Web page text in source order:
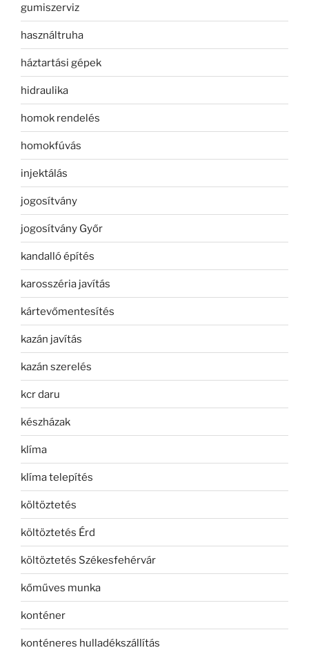
gumiszerviz
használtruha
háztartási gépek
hidraulika
homok rendelés
homokfúvás
injektálás
jogosítvány
jogosítvány Győr
kandalló építés
karosszéria javítás
kártevőmentesítés
kazán javítás
kazán szerelés
kcr daru
készházak
klíma
klíma telepítés
költöztetés
költöztetés Érd
költöztetés Székesfehérvár
kőműves munka
konténer
konténeres hulladékszállítás